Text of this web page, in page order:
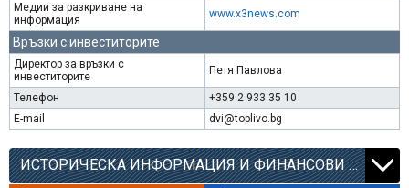
Медии за разкриване на
информация
www.x3news.com
Връзки с инвеститорите
Директор за връзки с
инвеститорите
Петя Павлова
Телефон
+359 2 933 35 10
E-mail
dvi@toplivo.bg
ИСТОРИЧЕСКА ИНФОРМАЦИЯ И ФИНАНСОВИ КОЕФИЦИЕНТИ